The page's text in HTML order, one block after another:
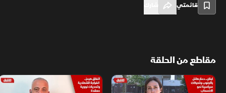
قائمتي
مقاطع من الحلقة